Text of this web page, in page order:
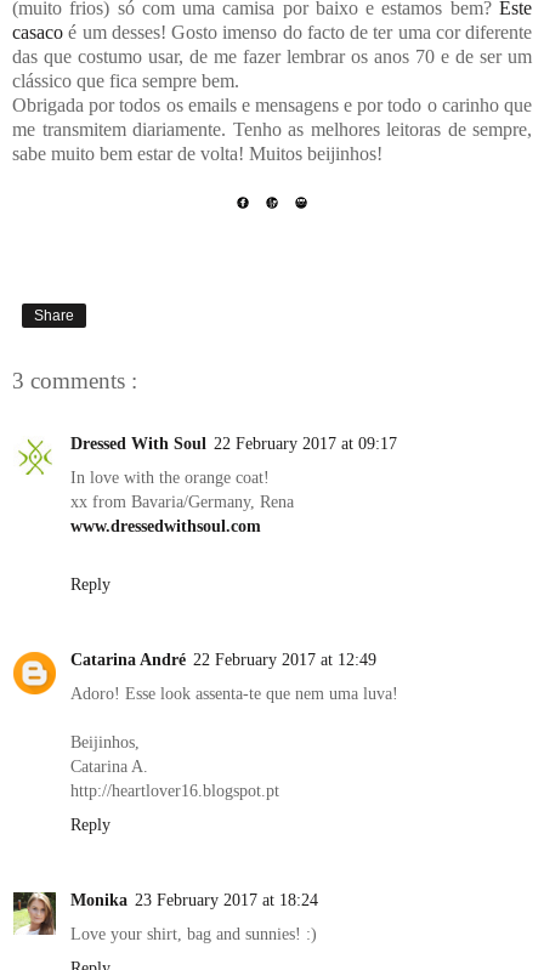
(muito frios) só com uma camisa por baixo e estamos bem? Este
casaco é um desses! Gosto imenso do facto de ter uma cor diferente
das que costumo usar, de me fazer lembrar os anos 70 e de ser um
clássico que fica sempre bem.
Obrigada por todos os emails e mensagens e por todo o carinho que
me transmitem diariamente. Tenho as melhores leitoras de sempre,
sabe muito bem estar de volta! Muitos beijinhos!
Share
3 comments :
Dressed With Soul 22 February 2017 at 09:17
In love with the orange coat!
xx from Bavaria/Germany, Rena
www.dressedwithsoul.com
Reply
Catarina André 22 February 2017 at 12:49
Adoro! Esse look assenta-te que nem uma luva!
Beijinhos,
Catarina A.
http://heartlover16.blogspot.pt
Reply
Monika 23 February 2017 at 18:24
Love your shirt, bag and sunnies! :)